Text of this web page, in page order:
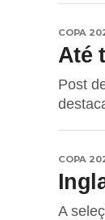
COPA
Até
Post
COPA
A